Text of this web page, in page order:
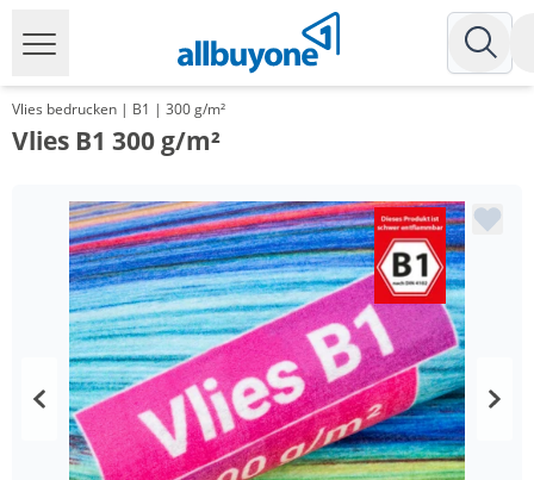
Vlies bedrucken | B1 | 300 g/m²
Vlies B1 300 g/m²